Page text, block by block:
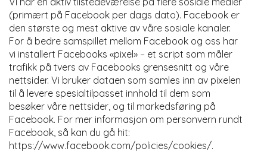
(primært på Facebook per dags dato). Facebook er
den største og mest aktive av våre sosiale kanaler.
For å bedre samspillet mellom Facebook og oss har
vi installert Facebooks «pixel» – et script som måler
trafikk på tvers av Facebooks grensesnitt og våre
nettsider. Vi bruker dataen som samles inn av pixelen
til å levere spesialtilpasset innhold til dem som
besøker våre nettsider, og til markedsføring på
Facebook. For mer informasjon om personvern rundt
Facebook, så kan du gå hit:
https://www.facebook.com/policies/cookies/.